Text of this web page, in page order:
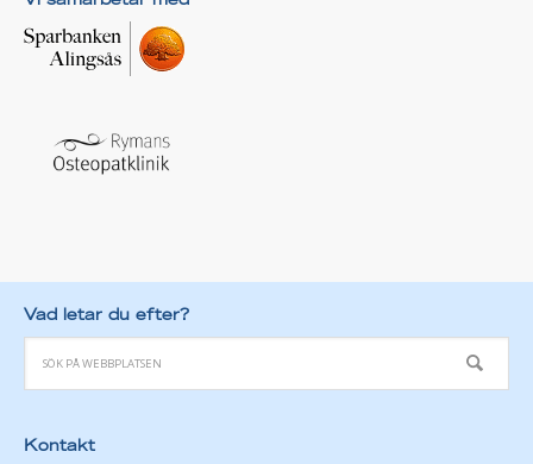
Vad letar du efter?
Kontakt